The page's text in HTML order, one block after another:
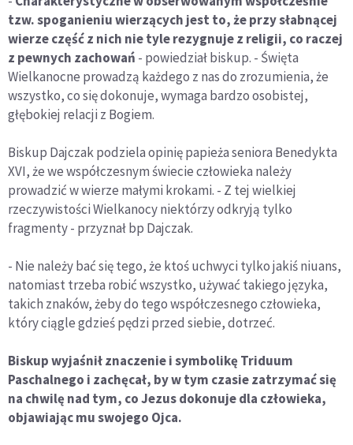
tzw. spoganieniu wierzących jest to, że przy słabnącej
wierze część z nich nie tyle rezygnuje z religii, co raczej
z pewnych zachowań - powiedział biskup. - Święta
Wielkanocne prowadzą każdego z nas do zrozumienia, że
wszystko, co się dokonuje, wymaga bardzo osobistej,
głębokiej relacji z Bogiem.
Biskup Dajczak podziela opinię papieża seniora Benedykta
XVI, że we współczesnym świecie człowieka należy
prowadzić w wierze małymi krokami. - Z tej wielkiej
rzeczywistości Wielkanocy niektórzy odkryją tylko
fragmenty - przyznał bp Dajczak.
- Nie należy bać się tego, że ktoś uchwyci tylko jakiś niuans,
natomiast trzeba robić wszystko, używać takiego języka,
takich znaków, żeby do tego współczesnego człowieka,
który ciągle gdzieś pędzi przed siebie, dotrzeć.
Biskup wyjaśnił znaczenie i symbolikę Triduum
Paschalnego i zachęcał, by w tym czasie zatrzymać się
na chwilę nad tym, co Jezus dokonuje dla człowieka,
objawiając mu swojego Ojca.